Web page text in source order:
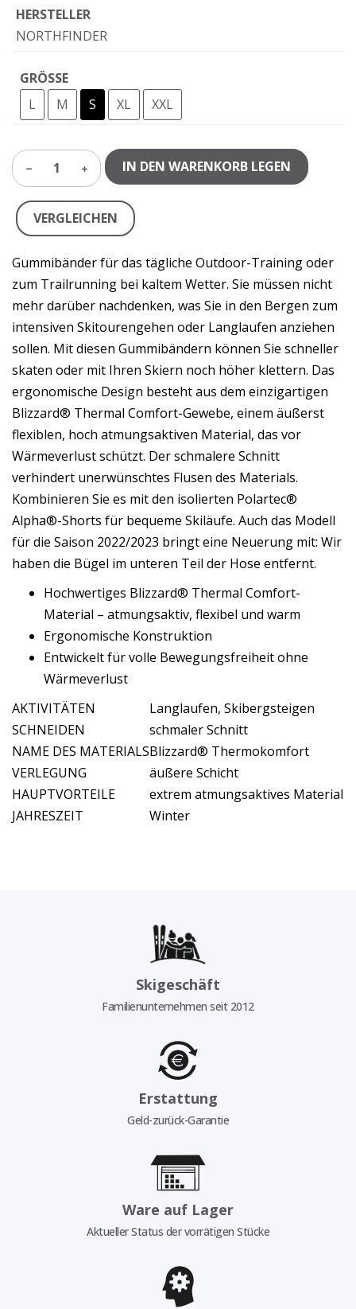
HERSTELLER
NORTHFINDER
GRÖSSE
L
M S XL XXL
1 IN DEN WARENKORB LEGEN
VERGLEICHEN
Gummibänder für das tägliche Outdoor-Training oder
zum Trailrunning bei kaltem Wetter. Sie müssen nicht
mehr darüber nachdenken, was Sie in den Bergen zum
intensiven Skitourengehen oder Langlaufen anziehen
sollen. Mit diesen Gummibändern können Sie schneller
skaten oder mit Ihren Skiern noch höher klettern. Das
ergonomische Design besteht aus dem einzigartigen
Blizzard® Thermal Comfort-Gewebe, einem äußerst
flexiblen, hoch atmungsaktiven Material, das vor
Wärmeverlust schützt. Der schmalere Schnitt
verhindert unerwünschtes Flusen des Materials.
Kombinieren Sie es mit den isolierten Polartec®
Alpha®-Shorts für bequeme Skiläufe. Auch das Modell
für die Saison 2022/2023 bringt eine Neuerung mit: Wir
haben die Bügel im unteren Teil der Hose entfernt.
Hochwertiges Blizzard® Thermal Comfort-
Material – atmungsaktiv, flexibel und warm
Ergonomische Konstruktion
Entwickelt für volle Bewegungsfreiheit ohne
Wärmeverlust
AKTIVITÄTEN
Langlaufen, Skibergsteigen
SCHNEIDEN
schmaler Schnitt
NAME DES MATERIALSBlizzard® Thermokomfort
VERLEGUNG
äußere Schicht
HAUPTVORTEILE
extrem atmungsaktives Material
JAHRESZEIT
Winter
Skigeschäft
Familienunternehmen seit 2012
Erstattung
Geld-zurück-Garantie
Ware auf Lager
Aktueller Status der vorrätigen Stücke